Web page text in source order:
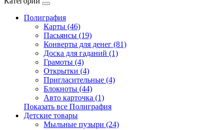
Полиграфия
Карты (46)
Пасьянсы (19)
Конверты для денег (81)
Доска для гаданий (1)
Грамоты (4)
Открытки (4)
Пригласительные (4)
Блокноты (44)
Авто карточка (1)
Показать все Полиграфия
Детские товары
Мыльные пузыри (24)